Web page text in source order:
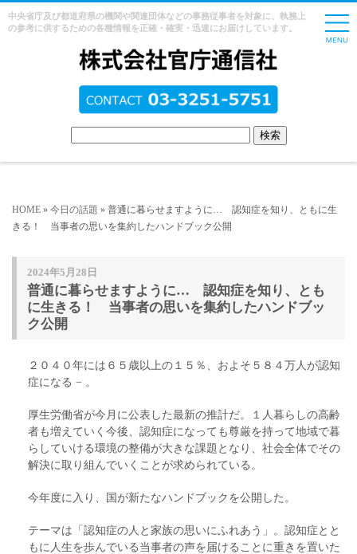
中央省庁及び都道府県の機関や関連団体などの事務従事者を対象に、執務上
の参考に供するための各種情報を正確・確実・迅速にお届けしています。
HOME » 今日の話題 » 普通に暮らせますように… 認知症を知り、ともに生
きる！ 当事者の思いを集約したハンドブック公開
2024年5月28日
普通に暮らせますように… 認知症を知り、とも
に生きる！ 当事者の思いを集約したハンドブッ
ク公開
２０４０年には６５歳以上の１５％、およそ５８４万人が認知
症になる − 。
厚生労働省が今月に公表した最新の推計だ。１人暮らしの高齢
者も増えていく今後、認知症になっても尊厳を持って地域で暮
らしていける環境の整備が大きな課題となり、社会全体でその
解決に取り組んでいくことが求められている。
今年度に入り、国が新たなハンドブックを公開した。
テーマは「認知症の人と家族の思いにふれあう」。認知症とと
もに人生を歩んでいる当事者の声を届けることに重きを置いた